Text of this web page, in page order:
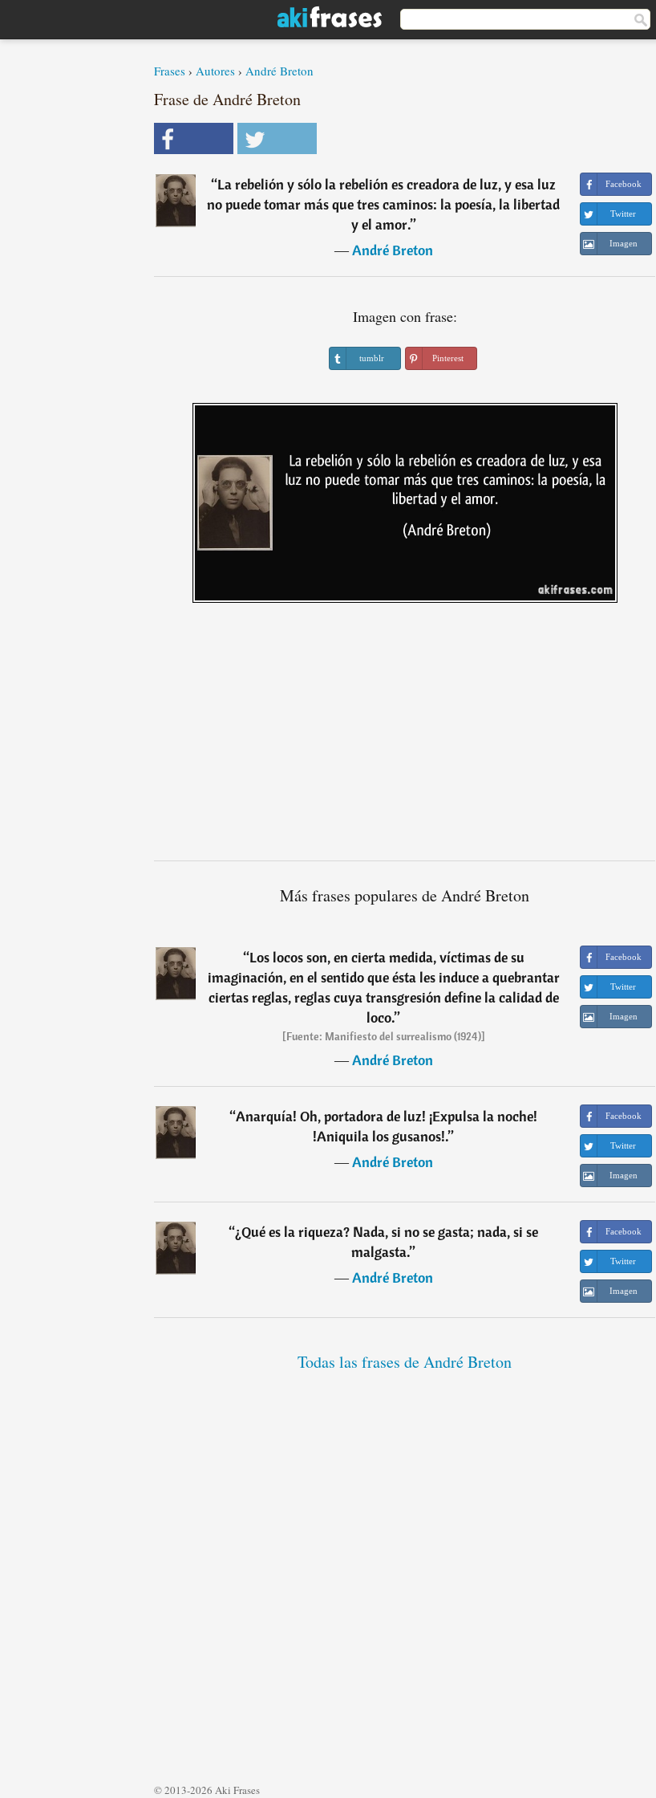
Frases › Autores › André Breton
Frase de André Breton
“La rebelión y sólo la rebelión es creadora de luz, y esa luz
no puede tomar más que tres caminos: la poesía, la libertad
y el amor.”
―André Breton
Facebook
Twitter
Imagen
Imagen con frase:
tumblr Pinterest
Más frases populares de André Breton
“Los locos son, en cierta medida, víctimas de su
imaginación, en el sentido que ésta les induce a quebrantar
ciertas reglas, reglas cuya transgresión define la calidad de
loco.”
[Fuente: Manifiesto del surrealismo (1924)]
―André Breton
Facebook
Twitter
Imagen
“Anarquía! Oh, portadora de luz! ¡Expulsa la noche!
!Aniquila los gusanos!.”
―André Breton
Facebook
Twitter
Imagen
“¿Qué es la riqueza? Nada, si no se gasta; nada, si se
malgasta.”
―André Breton
Facebook
Twitter
Imagen
Todas las frases de André Breton
© 2013-2026 Aki Frases